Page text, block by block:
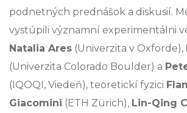
podnetných prednášok a diskusií.
vystúpili významní experimentálni
Natalia Ares (Univerzita v Oxforde),
(Univerzita Colorado Boulder) a
(IQOQI, Viedeň), teoretickí fyzici
Giacomini (ETH Zürich), Lin-Qing